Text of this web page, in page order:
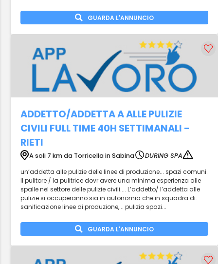
GUARDA L'ANNUNCIO
ADDETTO/ADDETTA A ALLE PULIZIE
CIVILI FULL TIME 40H SETTIMANALI -
RIETI
A soli 7 km da Torricella in Sabina
DURING SPA
un’addetta alle pulizie delle linee di produzione... spazi comuni.
Il pulitore / la pulitrice dovr avere una minima esperienza alle
spalle nel settore delle pulizie civili.... L’addetto/ l’addetta alle
pulizie si occuperanno sia in autonomia che in squadra di:
sanificazione linee di produzione,... pulizia spazi...
GUARDA L'ANNUNCIO